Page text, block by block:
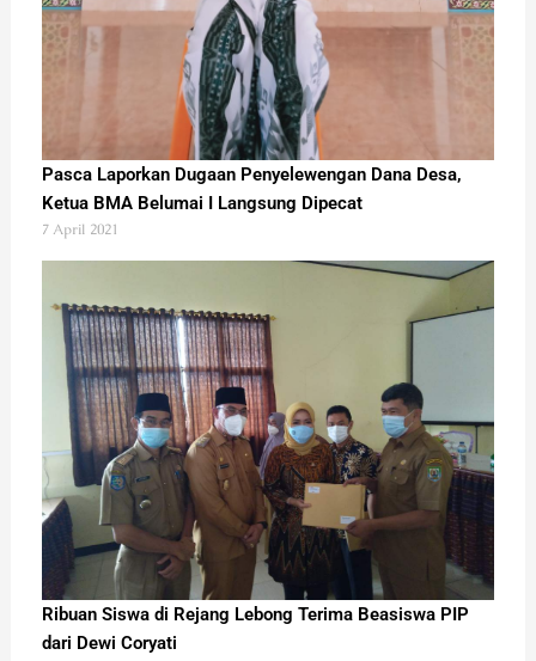
Pasca Laporkan Dugaan Penyelewengan Dana Desa,
Ketua BMA Belumai I Langsung Dipecat
7 April 2021
Ribuan Siswa di Rejang Lebong Terima Beasiswa PIP
dari Dewi Coryati